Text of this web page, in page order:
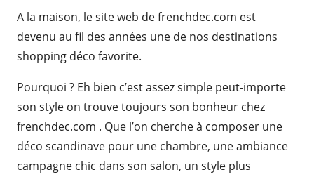
A la maison, le site web de frenchdec.com est
devenu au fil des années une de nos destinations
shopping déco favorite.
Pourquoi ? Eh bien c’est assez simple peut-importe
son style on trouve toujours son bonheur chez
frenchdec.com . Que l’on cherche à composer une
déco scandinave pour une chambre, une ambiance
campagne chic dans son salon, un style plus